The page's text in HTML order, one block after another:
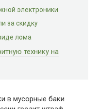
электроники
за скидку
лома
технику на
в мусорные баки